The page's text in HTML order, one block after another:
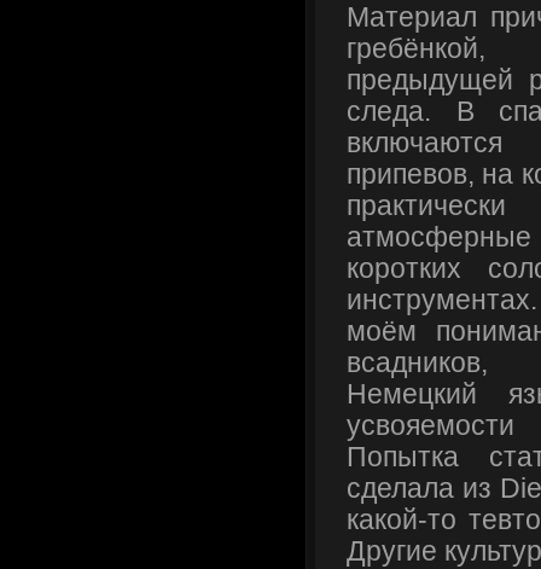
Материал
предыдущей
следа. В
припевов, на
коротких
моём
всадников,
Немецкий
усвояемости
Попытка
сделала из
какой-то
Другие